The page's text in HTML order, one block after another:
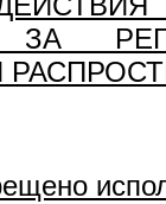
ЗА